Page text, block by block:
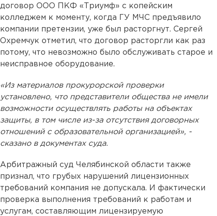
договор ООО ПКФ «Триумф» с копейским
колледжем к моменту, когда ГУ МЧС предъявило
компании претензии, уже был расторгнут. Сергей
Охремчук отметил, что договор расторгли как раз
потому, что невозможно было обслуживать старое и
неисправное оборудование.
«Из материалов прокурорской проверки
установлено, что представители общества не имели
возможности осуществлять работы на объектах
защиты, в том числе из-за отсутствия договорных
отношений с образовательной организацией», -
сказано в документах суда.
Арбитражный суд Челябинской области также
признал, что грубых нарушений лицензионных
требований компания не допускала. И фактически
проверка выполнения требований к работам и
услугам, составляющим лицензируемую